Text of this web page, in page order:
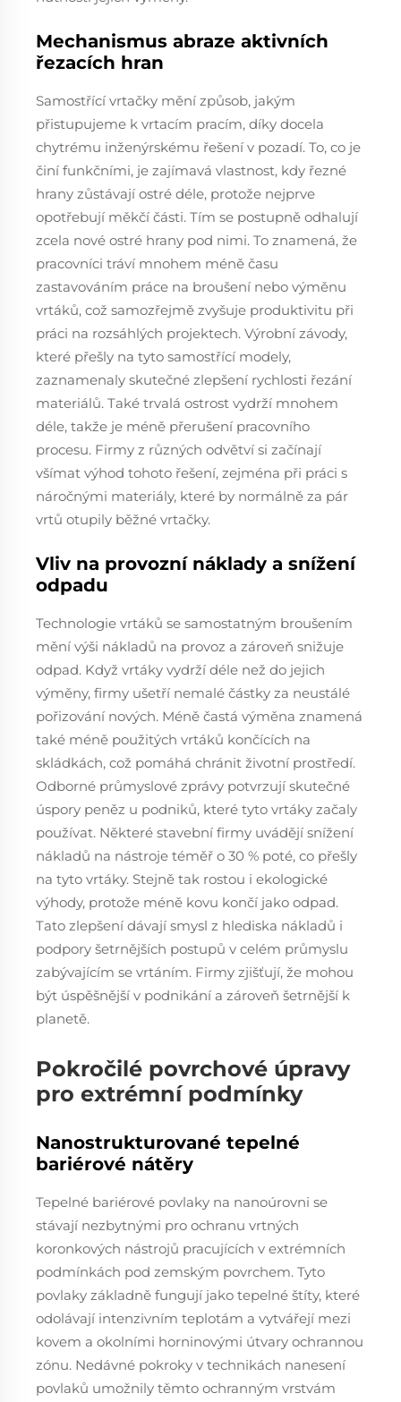
Mechanismus abraze aktivních
řezacích hran
Samostřící vrtačky mění způsob, jakým
přistupujeme k vrtacím pracím, díky docela
chytrému inženýrskému řešení v pozadí. To, co je
činí funkčními, je zajímavá vlastnost, kdy řezné
hrany zůstávají ostré déle, protože nejprve
opotřebují měkčí části. Tím se postupně odhalují
zcela nové ostré hrany pod nimi. To znamená, že
pracovníci tráví mnohem méně času
zastavováním práce na broušení nebo výměnu
vrtáků, což samozřejmě zvyšuje produktivitu při
práci na rozsáhlých projektech. Výrobní závody,
které přešly na tyto samostřící modely,
zaznamenaly skutečné zlepšení rychlosti řezání
materiálů. Také trvalá ostrost vydrží mnohem
déle, takže je méně přerušení pracovního
procesu. Firmy z různých odvětví si začínají
všímat výhod tohoto řešení, zejména při práci s
náročnými materiály, které by normálně za pár
vrtů otupily běžné vrtačky.
Vliv na provozní náklady a snížení
odpadu
Technologie vrtáků se samostatným broušením
mění výši nákladů na provoz a zároveň snižuje
odpad. Když vrtáky vydrží déle než do jejich
výměny, firmy ušetří nemalé částky za neustálé
pořizování nových. Méně častá výměna znamená
také méně použitých vrtáků končících na
skládkách, což pomáhá chránit životní prostředí.
Odborné průmyslové zprávy potvrzují skutečné
úspory peněz u podniků, které tyto vrtáky začaly
používat. Některé stavební firmy uvádějí snížení
nákladů na nástroje téměř o 30 % poté, co přešly
na tyto vrtáky. Stejně tak rostou i ekologické
výhody, protože méně kovu končí jako odpad.
Tato zlepšení dávají smysl z hlediska nákladů i
podpory šetrnějších postupů v celém průmyslu
zabývajícím se vrtáním. Firmy zjišťují, že mohou
být úspěšnější v podnikání a zároveň šetrnější k
planetě.
Pokročilé povrchové úpravy
pro extrémní podmínky
Nanostrukturované tepelné
bariérové nátěry
Tepelné bariérové povlaky na nanoúrovni se
stávají nezbytnými pro ochranu vrtných
koronkových nástrojů pracujících v extrémních
podmínkách pod zemským povrchem. Tyto
povlaky základně fungují jako tepelné štíty, které
odolávají intenzivním teplotám a vytvářejí mezi
kovem a okolními horninovými útvary ochrannou
zónu. Nedávné pokroky v technikách nanesení
povlaků umožnily těmto ochranným vrstvám